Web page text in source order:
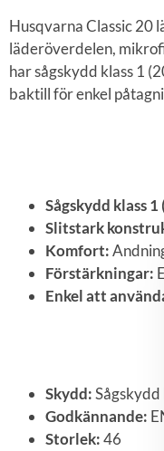
Husqvarna Classic 20
läderöverdelen,
har sågskydd klass 1
baktill för enkel
Sågskydd klass 1
Slitstark
Komfort:
Förstärkningar:
Enkel att
Skydd:Sågskydd
Godkännande:
Storlek:46